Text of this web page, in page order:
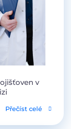
v
Přečíst celé